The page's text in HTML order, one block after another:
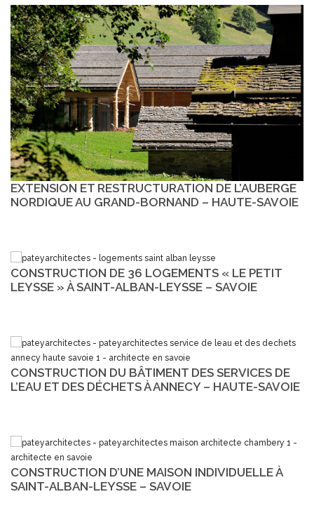
EXTENSION ET RESTRUCTURATION DE L’AUBERGE
NORDIQUE AU GRAND-BORNAND – HAUTE-SAVOIE
CONSTRUCTION DE 36 LOGEMENTS « LE PETIT
LEYSSE » À SAINT-ALBAN-LEYSSE – SAVOIE
CONSTRUCTION DU BÂTIMENT DES SERVICES DE
L’EAU ET DES DÉCHETS À ANNECY – HAUTE-SAVOIE
CONSTRUCTION D’UNE MAISON INDIVIDUELLE À
SAINT-ALBAN-LEYSSE – SAVOIE